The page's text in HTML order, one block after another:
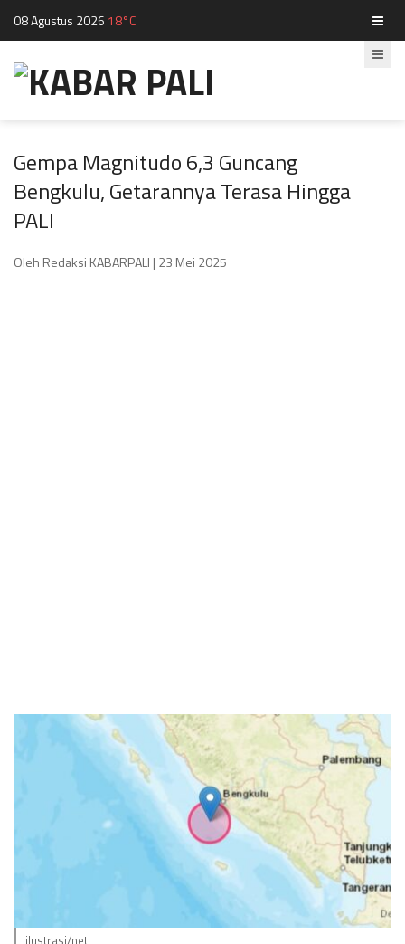
08 Agustus 2026 18°C
Gempa Magnitudo 6,3 Guncang
Bengkulu, Getarannya Terasa Hingga
PALI
Oleh Redaksi KABARPALI | 23 Mei 2025
ilustrasi/net